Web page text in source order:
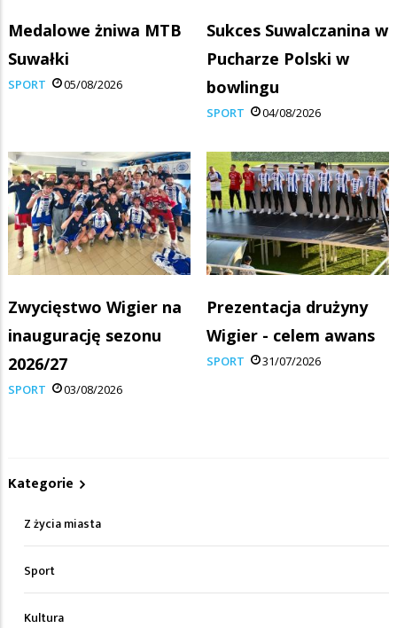
Medalowe żniwa MTB
Suwałki
SPORT 05/08/2026
Sukces Suwalczanina w
Pucharze Polski w
bowlingu
SPORT 04/08/2026
Zwycięstwo Wigier na
inaugurację sezonu
2026/27
SPORT 03/08/2026
Prezentacja drużyny
Wigier - celem awans
SPORT 31/07/2026
Kategorie
Z życia miasta
Sport
Kultura